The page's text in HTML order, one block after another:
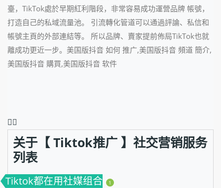
臺，TikTok處於早期紅利階段，非常容易成功運營品牌 帳號，
打造自己的私域流量池。 引流轉化管道可以通過評論、私信和
帳號主頁的外部連結等。 所以品牌、賣家提前佈局TikTok也就
離成功更近一步。美国版抖音 如何 推广,美国版抖音 頻道 簡介,
美国版抖音 購買,美国版抖音 软件
❤️‍🔥
关于【 Tiktok推广 】社交营销服务
列表
Tiktok都在用社媒组合 1